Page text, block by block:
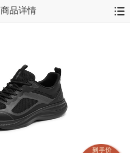
商品详情